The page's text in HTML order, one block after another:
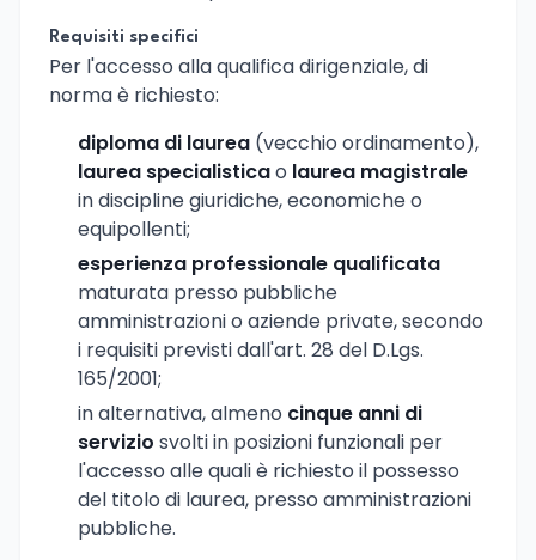
Requisiti specifici
Per l'accesso alla qualifica dirigenziale, di
norma è richiesto:
diploma di laurea (vecchio ordinamento),
laurea specialisticao laurea magistrale
in discipline giuridiche, economiche o
equipollenti;
esperienza professionale qualificata
maturata presso pubbliche
amministrazioni o aziende private, secondo
i requisiti previsti dall'art. 28 del D.Lgs.
165/2001;
in alternativa, almeno cinque anni di
servizio svolti in posizioni funzionali per
l'accesso alle quali è richiesto il possesso
del titolo di laurea, presso amministrazioni
pubbliche.